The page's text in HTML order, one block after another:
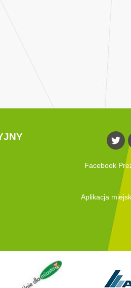
Facebook
Aplikacja